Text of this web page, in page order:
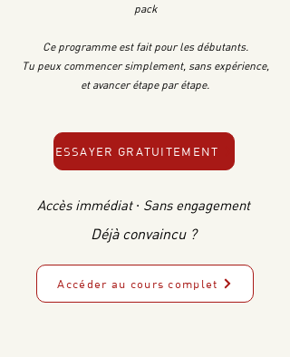
pack
Ce programme est fait pour les débutants.
Tu peux commencer simplement, sans expérience,
et avancer étape par étape.
ESSAYER GRATUITEMENT
Accès immédiat · Sans engagement
Déjà convaincu ?
Accéder au cours complet